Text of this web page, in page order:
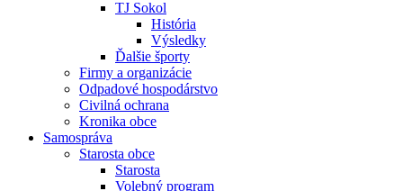
TJ Sokol
História
Výsledky
Ďalšie športy
Firmy a organizácie
Odpadové hospodárstvo
Civilná ochrana
Kronika obce
Samospráva
Starosta obce
Starosta
Volebný program